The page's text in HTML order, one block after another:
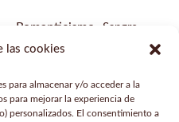
las cookies
para almacenar y/o acceder a la
para mejorar la experiencia de
personalizados. El consentimiento a
Romanticismo Sangre